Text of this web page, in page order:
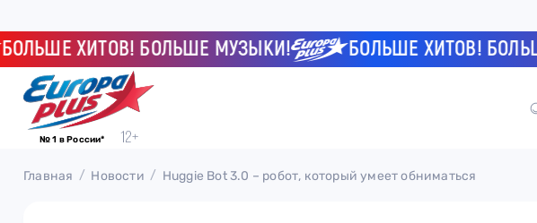
ХИТОВ! БОЛЬШЕ МУЗЫКИ! БОЛЬШЕ ХИТОВ! БОЛЬШЕ
№ 1 в России*
Главная Новости Huggie Bot 3.0 – робот, который умеет обниматься